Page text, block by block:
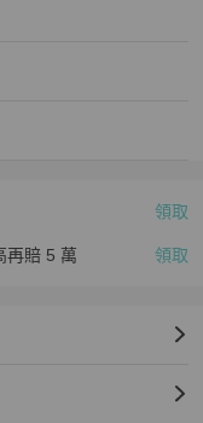
。出貨前會再次確認商
回復。
領取
再賠 5 萬 領取